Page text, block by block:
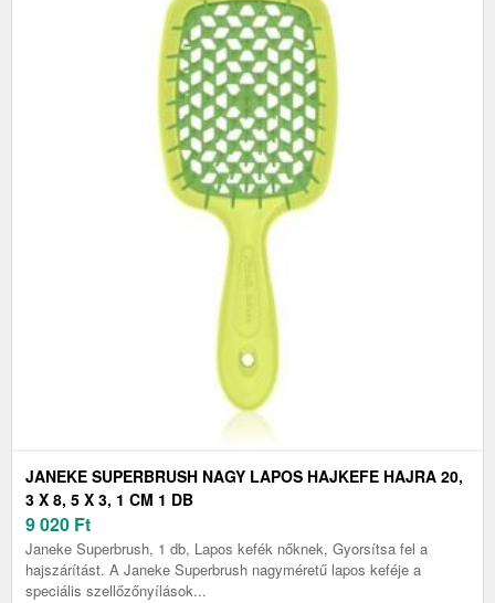
JANEKE SUPERBRUSH NAGY LAPOS HAJKEFE HAJRA 20,
3 X 8, 5 X 3, 1 CM 1 DB
9 020 Ft
Janeke Superbrush, 1 db, Lapos kefék nőknek, Gyorsítsa fel a
hajszárítást. A Janeke Superbrush nagyméretű lapos keféje a
speciális szellőzőnyílások...